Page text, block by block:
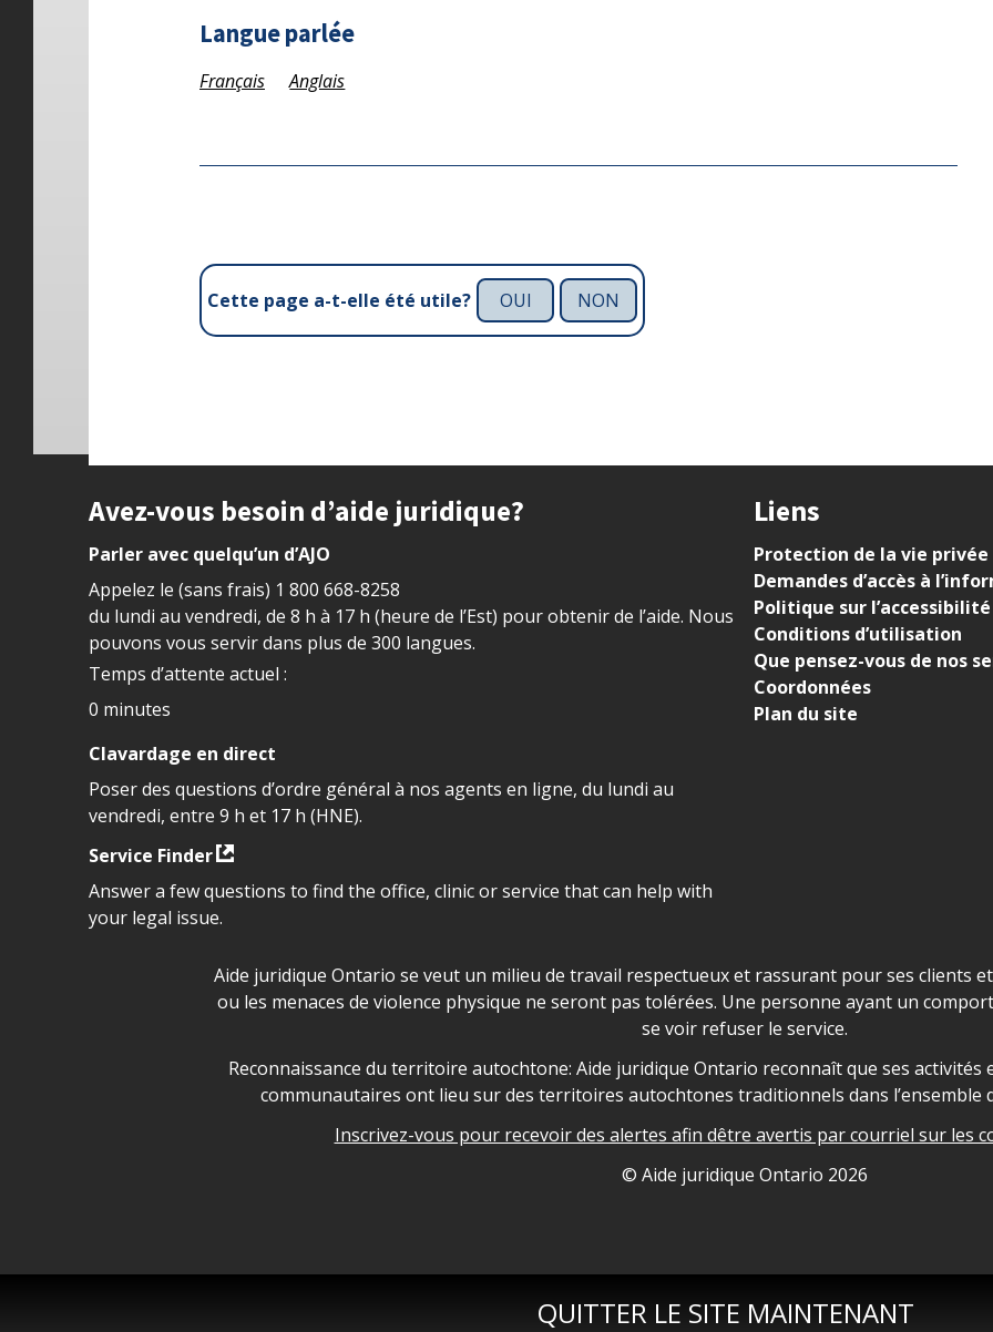
QUITTER LE SITE MAINTENANT
Langue parlée
Français Anglais
Cette page a-t-elle été utile? OUI NON
Site footer
Avez-vous besoin d’aide juridique?
Parler avec quelqu’un d’AJO
Appelez le (sans frais) 1 800 668-8258
du lundi au vendredi, de 8 h à 17 h (heure de l’Est) pour obtenir de l’aide. Nous
pouvons vous servir dans plus de 300 langues.
Temps d’attente actuel :
0 minutes
Clavardage en direct
Poser des questions d’ordre général à nos agents en ligne, du lundi au
vendredi, entre 9 h et 17 h (HNE).
Service Finder
Answer a few questions to find the office, clinic or service that can help with
your legal issue.
Liens
Protection de la vie privée
Demandes d’accès à
Politique sur l’accessibilité
Conditions d’utilisation
Que pensez-vous de nos
Coordonnées
Plan du site
Déclaration sur la sécurité dans les locaux d'AJO.
Aide juridique Ontario se veut un milieu de travail respectueux et rassurant pour ses clients
ou les menaces de violence physique ne seront pas tolérées. Une personne ayant un
se voir refuser le service.
Legal Aid Ontario land acknowledgement
Reconnaissance du territoire autochtone: Aide juridique Ontario reconnaît que ses activités
communautaires ont lieu sur des territoires autochtones traditionnels dans l’ensemble
Inscrivez-vous pour recevoir des alertes afin dêtre avertis par courriel sur les
© Aide juridique Ontario 2026